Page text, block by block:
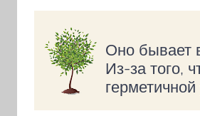
Оно бывает
Из-за того,
герметичной